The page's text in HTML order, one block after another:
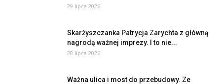
29 lipca 2026
Skarżyszczanka Patrycja Zarychta z główną
nagrodą ważnej imprezy. I to nie...
28 lipca 2026
Ważna ulica i most do przebudowy. Ze